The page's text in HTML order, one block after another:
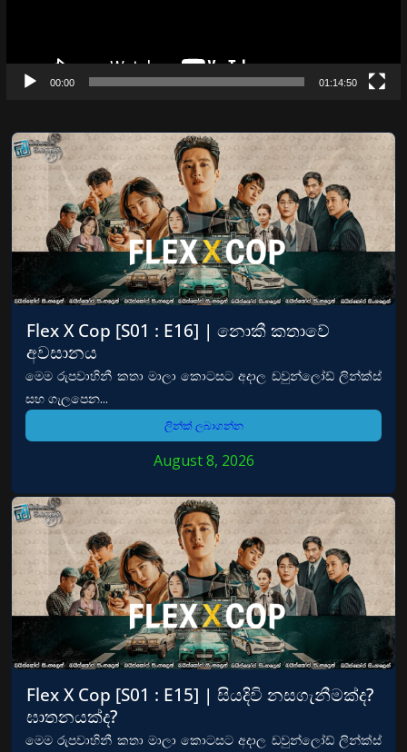
00:00 01:14:50
Flex X Cop [S01 : E16] | නොකී කතාවේ
අවසානය
මෙම රුපවාහිනී කතා මාලා කොටසට අදාල ඩවුන්ලෝඩ් ලින්ක්ස්
සහ ගැලපෙන...
ලින්ක් ලබාගන්න
August 8, 2026
Flex X Cop [S01 : E15] | සියදිවි නසගැනීමක්ද?
ඝාතනයක්ද?
මෙම රුපවාහිනී කතා මාලා කොටසට අදාල ඩවුන්ලෝඩ් ලින්ක්ස්